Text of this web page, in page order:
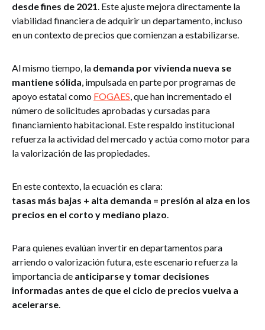
desde fines de 2021. Este ajuste mejora directamente la
viabilidad financiera de adquirir un departamento, incluso
en un contexto de precios que comienzan a estabilizarse.
Al mismo tiempo, la demanda por vivienda nueva se
mantiene sólida, impulsada en parte por programas de
apoyo estatal como FOGAES, que han incrementado el
número de solicitudes aprobadas y cursadas para
financiamiento habitacional. Este respaldo institucional
refuerza la actividad del mercado y actúa como motor para
la valorización de las propiedades.
En este contexto, la ecuación es clara:
tasas más bajas + alta demanda = presión al alza en los
precios en el corto y mediano plazo.
Para quienes evalúan invertir en departamentos para
arriendo o valorización futura, este escenario refuerza la
importancia de anticiparse y tomar decisiones
informadas antes de que el ciclo de precios vuelva a
acelerarse.